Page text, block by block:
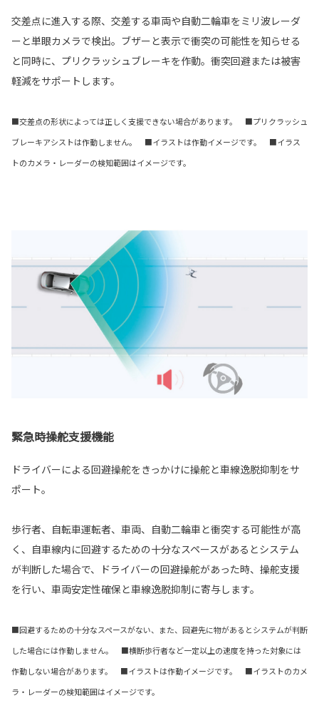
交差点に進入する際、交差する車両や自動二輪車をミリ波レーダ
ーと単眼カメラで検出。ブザーと表示で衝突の可能性を知らせる
と同時に、プリクラッシュブレーキを作動。衝突回避または被害
軽減をサポートします。
■交差点の形状によっては正しく支援できない場合があります。 ■プリクラッシュ
ブレーキアシストは作動しません。 ■イラストは作動イメージです。 ■イラス
トのカメラ・レーダーの検知範囲はイメージです。
緊急時操舵支援機能
ドライバーによる回避操舵をきっかけに操舵と車線逸脱抑制をサ
ポート。
歩行者、自転車運転者、車両、自動二輪車と衝突する可能性が高
く、自車線内に回避するための十分なスペースがあるとシステム
が判断した場合で、ドライバーの回避操舵があった時、操舵支援
を行い、車両安定性確保と車線逸脱抑制に寄与します。
■回避するための十分なスペースがない、また、回避先に物があるとシステムが判断
した場合には作動しません。 ■横断歩行者など一定以上の速度を持った対象には
作動しない場合があります。 ■イラストは作動イメージです。 ■イラストのカメ
ラ・レーダーの検知範囲はイメージです。